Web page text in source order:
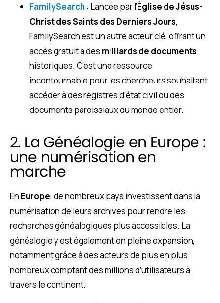
FamilySearch: Lancée par l’Église de Jésus-
Christ des Saints des Derniers Jours,
FamilySearch est un autre acteur clé, offrant un
accès gratuit à des milliards de documents
historiques. C’est une ressource
incontournable pour les chercheurs souhaitant
accéder à des registres d’état civil ou des
documents paroissiaux du monde entier.
2. La Généalogie en Europe :
une numérisation en
marche
En Europe, de nombreux pays investissent dans la
numérisation de leurs archives pour rendre les
recherches généalogiques plus accessibles. La
généalogie y est également en pleine expansion,
notamment grâce à des acteurs de plus en plus
nombreux comptant des millions d’utilisateurs à
travers le continent.